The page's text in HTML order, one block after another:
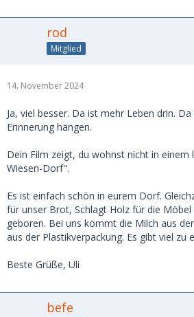
rod
Mitglied
14. November 2024
Ja, viel besser. Da ist mehr Leben drin.
Erinnerung hängen.
Dein Film zeigt, du wohnst nicht in einem
Wiesen-Dorf".
Es ist einfach schön in eurem Dorf.
für unser Brot, Schlagt Holz für die
geboren. Bei uns kommt die Milch aus
aus der Plastikverpackung. Es gibt viel zu
Beste Grüße, Uli
befe